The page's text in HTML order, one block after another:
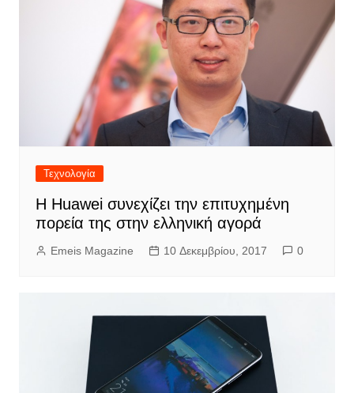
Τεχνολογία
Η Huawei συνεχίζει την επιτυχημένη
πορεία της στην ελληνική αγορά
Emeis Magazine 10 Δεκεμβρίου, 2017 0